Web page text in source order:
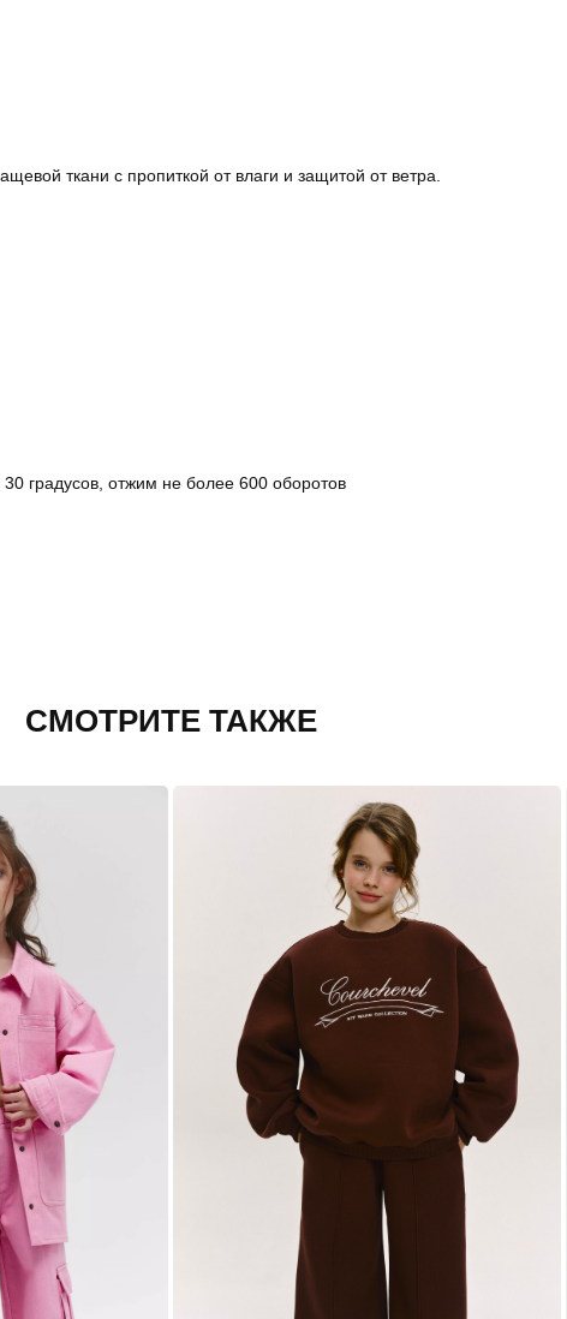
ткани с пропиткой от влаги и защитой от ветра.
градусов, отжим не более 600 оборотов
СМОТРИТЕ ТАКЖЕ